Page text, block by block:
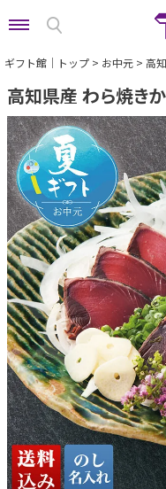
特集から選ぶ
予算から選ぶ
カテゴリから選ぶ
贈る相手から選ぶ
ギフト館｜トップ お中元 高
高知県産 わら焼き